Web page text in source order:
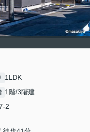
1LDK
1階/3階建
2